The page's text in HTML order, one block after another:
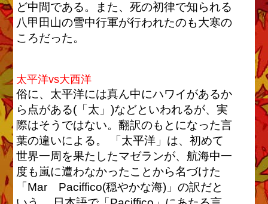
ど中間である。また、死の初律で知られる
八甲田山の雪中行軍が行われたのも大寒の
ころだった。
太平洋vs大西洋
俗に、太平洋には真ん中にハワイがあるか
ら点がある(「太」)などといわれるが、実
際はそうではない。翻訳のもとになった言
葉の違いによる。 「太平洋」は、初めて
世界一周を果たしたマゼランが、航海中一
度も嵐に遭わなかったことから名づけた
「Mar Paciffico(穏やかな海)」の訳だと